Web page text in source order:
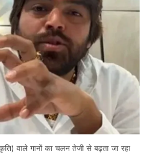
वाले गानों का चलन तेजी से बढ़ता जा रहा